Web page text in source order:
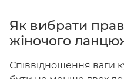
Як вибрати
жіночого
Співвідношення ваги